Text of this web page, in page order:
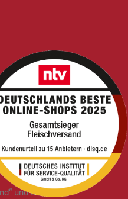
für
an.
zum ersten
des
und erst